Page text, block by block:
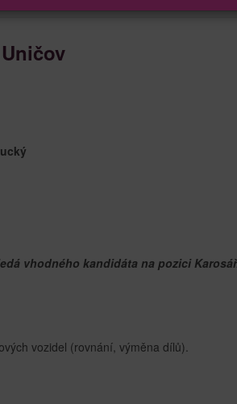
vhodného kandidáta na pozici
vozidel (rovnání, výměna dílů).